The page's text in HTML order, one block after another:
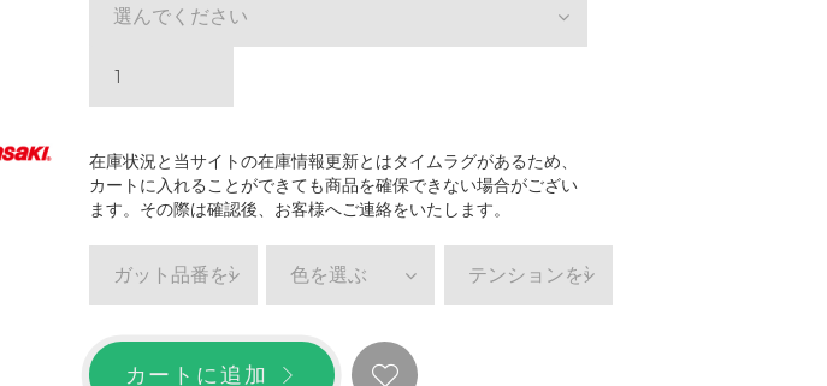
選んでください
在庫状況と当サイトの在庫情報更新とはタイムラグがあるため、
カートに入れることができても商品を確保できない場合がござい
ます。その際は確認後、お客様へご連絡をいたします。
ガット品番を選ぶ 色を選ぶ テンションを選ぶ
カートに追加